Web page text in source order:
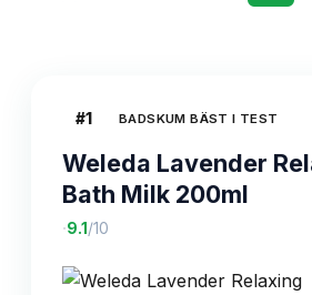
#1 BADSKUM BÄST I TEST
Weleda Lavender
Bath Milk 200ml
·9.1 /10